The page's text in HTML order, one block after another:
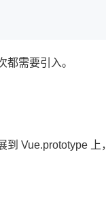
需要引入。
Vue.prototype 上